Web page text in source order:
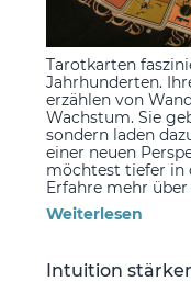
Tarotkarten
Jahrhunderten.
erzählen von
Wachstum. Sie
sondern laden
einer neuen
möchtest tiefer in
Erfahre mehr
Weiterlesen
Intuition